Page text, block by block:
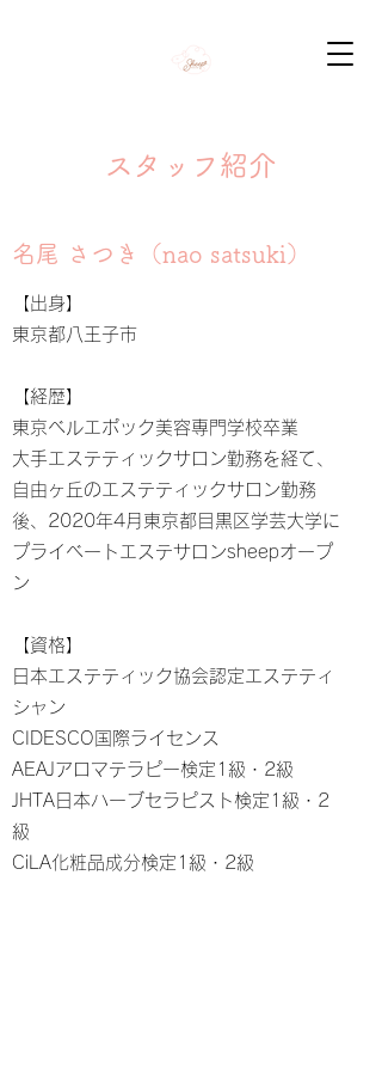
スタッフ紹介
​名尾 さつき（nao satsuki）
【出身】
東京都八王子市
【経歴】
東京ベルエポック美容専門学校卒業
大手エステティックサロン勤務を経て、
自由ヶ丘のエステティックサロン勤務
後、2020年4月東京都目黒区学芸大学に
プライベートエステサロンsheepオープ
ン
【資格】
日本エステティック協会認定エステティ
シャン
CIDESCO国際ライセンス
AEAJアロマテラピー検定1級・2級
JHTA日本ハーブセラピスト検定1級・2
級
​CiLA化粧品成分検定1級・2級